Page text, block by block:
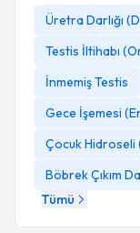
Üretra Darlığı
Testis İltihabı
İnmemiş Testis
Gece İşemesi
Çocuk Hidroseli
Böbrek Çıkım
Tümü